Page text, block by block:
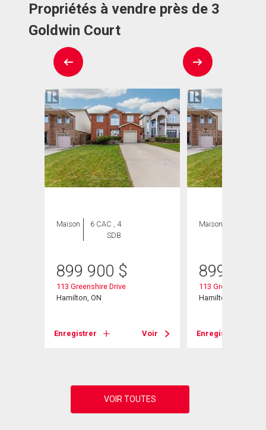
Propriétés à vendre près de 3
Goldwin Court
Maison
6 CAC , 4
SDB
899 900 $
113 Greenshire Drive
Hamilton, ON
Enregistrer Voir
Maison
899 900
113 Greenshire
Hamilton, ON
Enregistrer